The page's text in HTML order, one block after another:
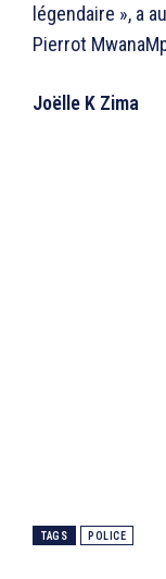
légendaire », a
Pierrot
Joëlle K Zima
TAGS POLICE